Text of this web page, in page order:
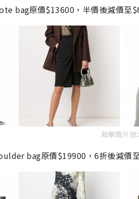
bag原價$13600，半價後減價至
點擊圖片放
bag原價$19900，6折後減價